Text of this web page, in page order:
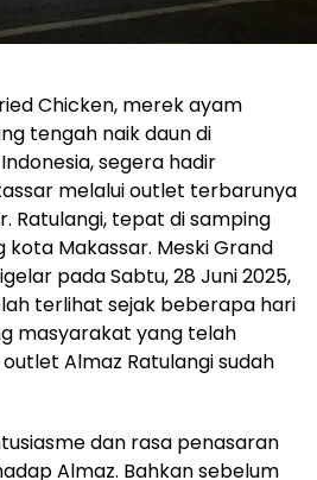
Chicken, merek ayam
tengah naik daun di
segera hadir
melalui outlet terbarunya
Ratulangi, tepat di samping
kota Makassar. Meski Grand
pada Sabtu, 28 Juni 2025,
terlihat sejak beberapa hari
masyarakat yang telah
Almaz Ratulangi sudah
dan rasa penasaran
Almaz. Bahkan sebelum